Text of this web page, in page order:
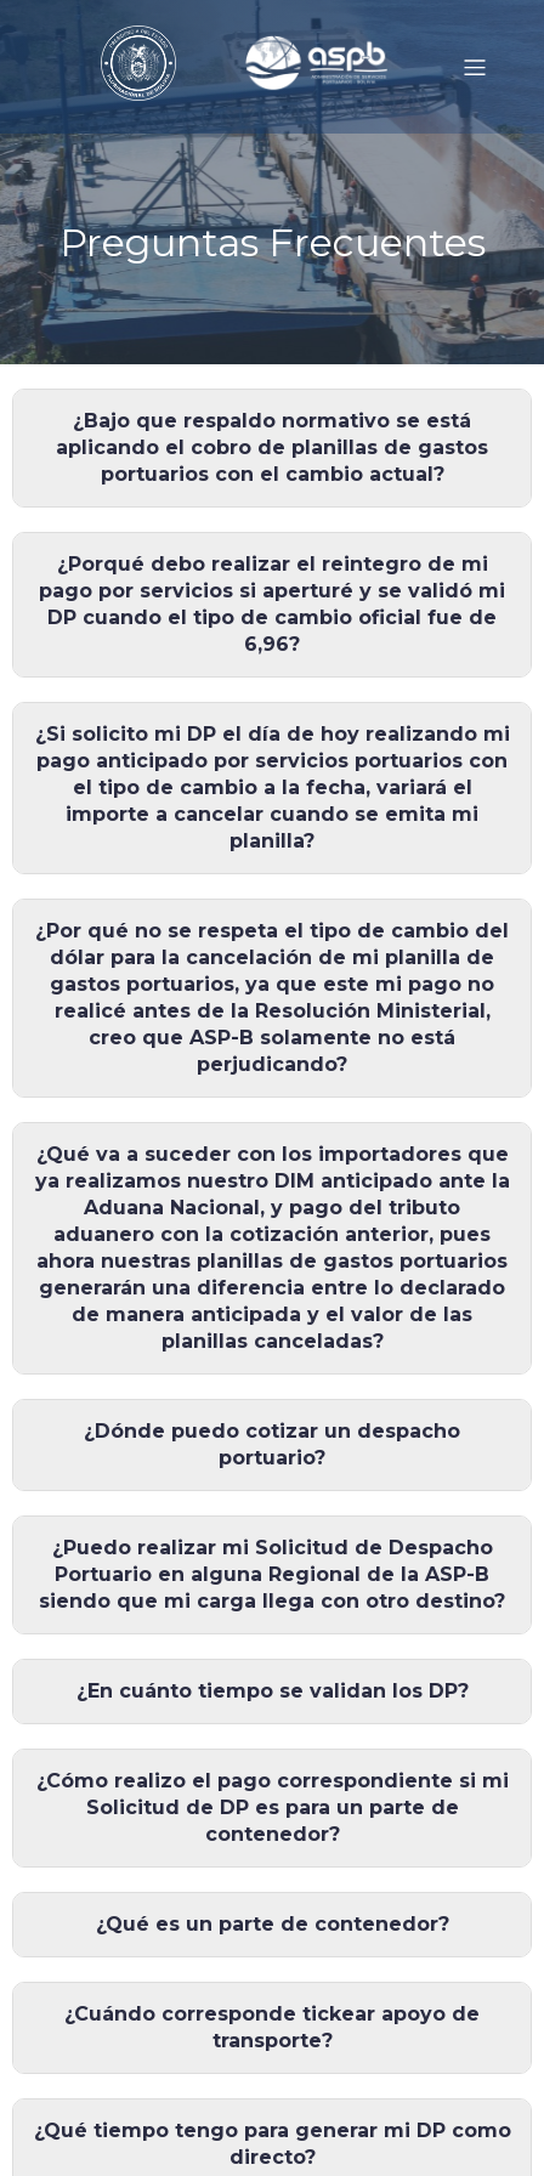
Preguntas Frecuentes
¿Bajo que respaldo normativo se está
aplicando el cobro de planillas de gastos
portuarios con el cambio actual?
¿Porqué debo realizar el reintegro de mi
pago por servicios si aperturé y se validó mi
DP cuando el tipo de cambio oficial fue de
6,96?
¿Si solicito mi DP el día de hoy realizando mi
pago anticipado por servicios portuarios con
el tipo de cambio a la fecha, variará el
importe a cancelar cuando se emita mi
planilla?
¿Por qué no se respeta el tipo de cambio del
dólar para la cancelación de mi planilla de
gastos portuarios, ya que este mi pago no
realicé antes de la Resolución Ministerial,
creo que ASP-B solamente no está
perjudicando?
¿Qué va a suceder con los importadores que
ya realizamos nuestro DIM anticipado ante la
Aduana Nacional, y pago del tributo
aduanero con la cotización anterior, pues
ahora nuestras planillas de gastos portuarios
generarán una diferencia entre lo declarado
de manera anticipada y el valor de las
planillas canceladas?
¿Dónde puedo cotizar un despacho
portuario?
¿Puedo realizar mi Solicitud de Despacho
Portuario en alguna Regional de la ASP-B
siendo que mi carga llega con otro destino?
¿En cuánto tiempo se validan los DP?
¿Cómo realizo el pago correspondiente si mi
Solicitud de DP es para un parte de
contenedor?
¿Qué es un parte de contenedor?
¿Cuándo corresponde tickear apoyo de
transporte?
¿Qué tiempo tengo para generar mi DP como
directo?